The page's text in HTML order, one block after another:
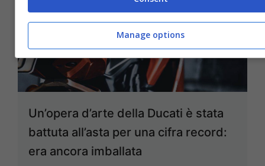
Un’opera d’arte della Ducati è stata
battuta all’asta per una cifra record:
era ancora imballata
Manage options